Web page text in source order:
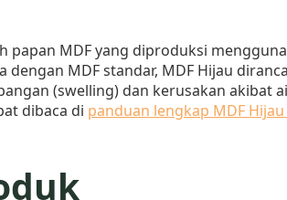
papan MDF yang diproduksi
MDF standar, MDF Hijau
(swelling) dan kerusakan akibat
dibaca di panduan lengkap MDF Hijau